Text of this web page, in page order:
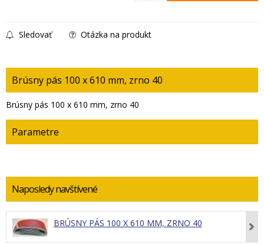
Sledovať Otázka na produkt
Brúsny pás 100 x 610 mm, zrno 40
Brúsny pás 100 x 610 mm, zrno 40
Parametre
Naposledy navštívené
BRÚSNY PÁS 100 X 610 MM, ZRNO 40